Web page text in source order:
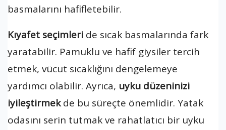
basmalarını hafifletebilir.
Kıyafet seçimleri de sıcak basmalarında fark
yaratabilir. Pamuklu ve hafif giysiler tercih
etmek, vücut sıcaklığını dengelemeye
yardımcı olabilir. Ayrıca, uyku düzeninizi
iyileştirmekde bu süreçte önemlidir. Yatak
odasını serin tutmak ve rahatlatıcı bir uyku